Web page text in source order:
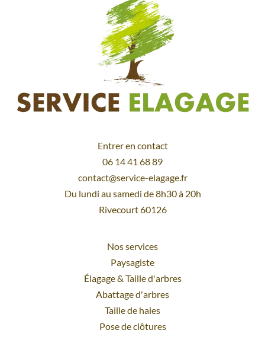
Entrer en contact
06 14 41 68 89
contact@service-elagage.fr
Du lundi au samedi de 8h30 à 20h
Rivecourt 60126
Nos services
Paysagiste
Élagage& Taille d'arbres
Abattage d'arbres
Taille de haies
Pose de clôtures